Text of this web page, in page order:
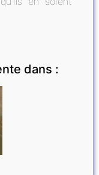
dans :